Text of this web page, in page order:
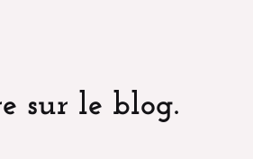
sur le blog.